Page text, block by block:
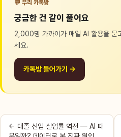
💬 우리 카톡방
궁금한 건 같이 풀어요
2,000명 가까이가 매일 AI 활용을 묻
세요.
카톡방 들어가기 →
← 대졸 신입 실업률 역전 — AI 때